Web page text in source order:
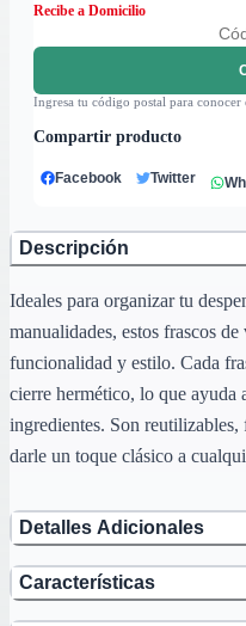
Recibe a Domicilio
Ingresa tu código postal para
Compartir producto
Facebook Twitter
Descripción
Ideales para organizar tu
manualidades, estos frascos
funcionalidad y estilo. Cada
cierre hermético, lo que ayuda
ingredientes. Son
darle un toque clásico a
Detalles Adicionales
Características